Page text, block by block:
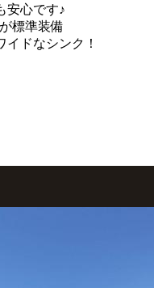
安心です♪
標準装備
ドなシンク！